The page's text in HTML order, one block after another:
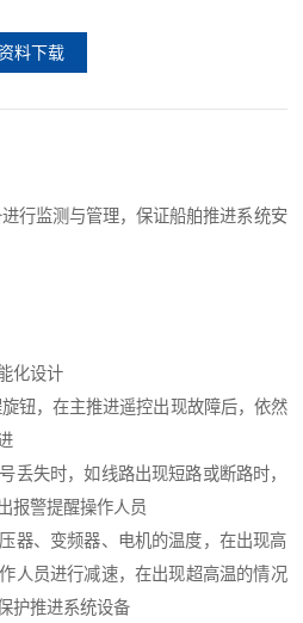
料下载
行监测与管理，保证船舶推进系统安
化设计
钮，在主推进遥控出现故障后，依然
丢失时，如线路出现短路或断路时，
报警提醒操作人员
器、变频器、电机的温度，在出现高
人员进行减速，在出现超高温的情况
护推进系统设备